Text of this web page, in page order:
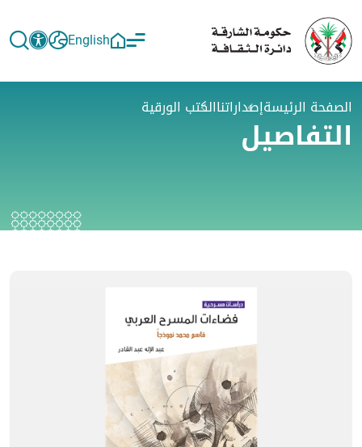
English
الصفحة الرئيسةإصداراتناالكتب الورقية
التفاصيل